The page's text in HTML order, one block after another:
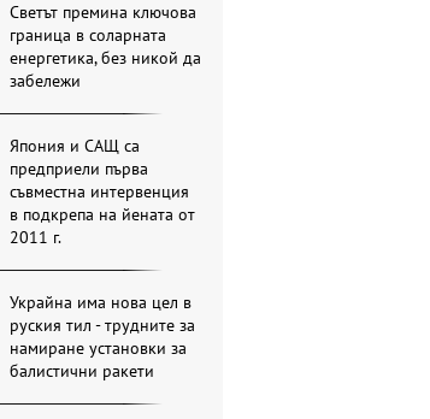
Светът премина ключова
граница в соларната
енергетика, без никой да
забележи
Япония и САЩ са
предприели първа
съвместна интервенция
в подкрепа на йената от
2011 г.
Украйна има нова цел в
руския тил - трудните за
намиране установки за
балистични ракети